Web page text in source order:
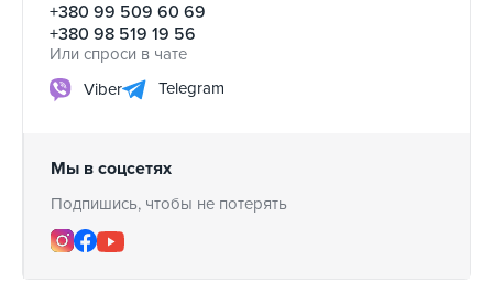
+380 99 509 60 69
+380 98 519 19 56
Или спроси в чате
Viber
Telegram
Мы в соцсетях
Подпишись, чтобы не потерять